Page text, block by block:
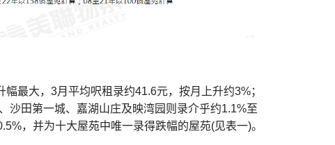
最大，3月平均呎租录约41.6元，按月上升约3%；
沙田第一城、嘉湖山庄及映湾园则录介乎约1.1%至
，并为十大屋苑中唯一录得跌幅的屋苑(见表一)。